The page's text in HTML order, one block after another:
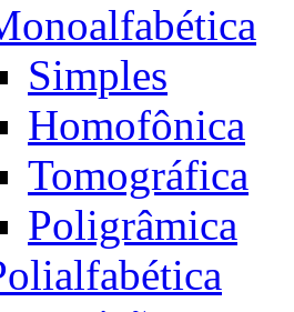
Simples
Homofônica
Tomográfica
Poligrâmica